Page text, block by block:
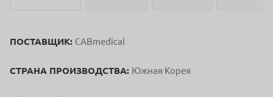
ПОСТАВЩИК: CABmedical
СТРАНА ПРОИЗВОДСТВА: Южная Корея